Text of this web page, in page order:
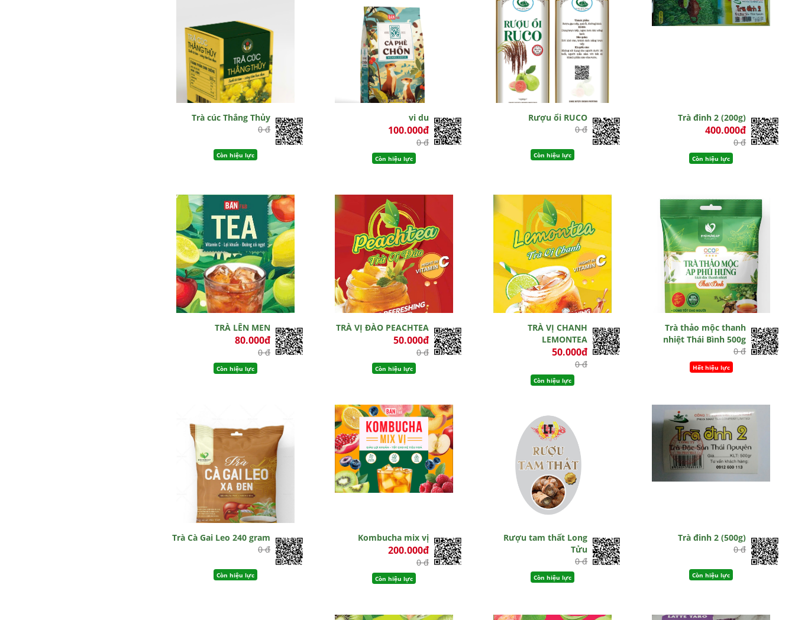
Trà cúc Thắng Thủy
0 đ
Còn hiệu lực
vi du
100.000đ
0 đ
Còn hiệu lực
Rượu ổi RUCO
0 đ
Còn hiệu lực
Trà đinh 2 (200g)
400.000đ
0 đ
Còn hiệu lực
TRÀ LÊN MEN
80.000đ
0 đ
Còn hiệu lực
TRÀ VỊ ĐÀO PEACHTEA
50.000đ
0 đ
Còn hiệu lực
TRÀ VỊ CHANH
LEMONTEA
50.000đ
0 đ
Còn hiệu lực
Trà thảo mộc thanh
nhiệt Thái Bình 500g
0 đ
Hết hiệu lực
Trà Cà Gai Leo 240 gram
0 đ
Còn hiệu lực
Kombucha mix vị
200.000đ
0 đ
Còn hiệu lực
Rượu tam thất Long
Tửu
0 đ
Còn hiệu lực
Trà đinh 2 (500g)
0 đ
Còn hiệu lực